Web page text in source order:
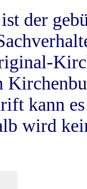
der
kann
wird